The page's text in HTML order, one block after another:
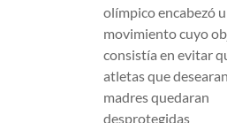
olímpico encabezó
movimiento cuyo
consistía en evitar
atletas que
madres quedaran
desprotegidas